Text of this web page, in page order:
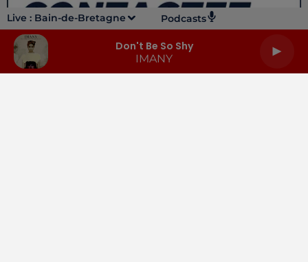
Live : Bain-de-Bretagne Podcasts
Don't Be So Shy
IMANY